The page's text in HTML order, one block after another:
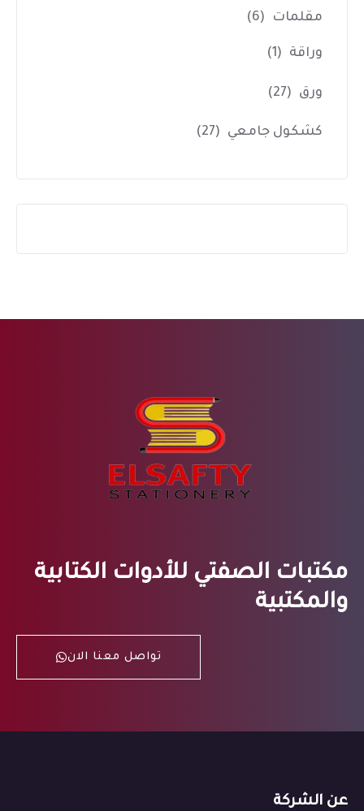
مقلمات (6)
وراقة (1)
ورق (27)
كشكول جامعي (27)
مكتبات الصفتي للأدوات الكتابية
والمكتبية
تواصل معنا الان
عن الشركة